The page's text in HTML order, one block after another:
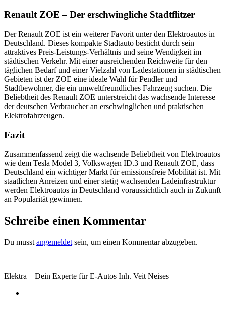
Renault ZOE – Der erschwingliche Stadtflitzer
Der Renault ZOE ist ein weiterer Favorit unter den Elektroautos in
Deutschland. Dieses kompakte Stadtauto besticht durch sein
attraktives Preis-Leistungs-Verhältnis und seine Wendigkeit im
städtischen Verkehr. Mit einer ausreichenden Reichweite für den
täglichen Bedarf und einer Vielzahl von Ladestationen in städtischen
Gebieten ist der ZOE eine ideale Wahl für Pendler und
Stadtbewohner, die ein umweltfreundliches Fahrzeug suchen. Die
Beliebtheit des Renault ZOE unterstreicht das wachsende Interesse
der deutschen Verbraucher an erschwinglichen und praktischen
Elektrofahrzeugen.
Fazit
Zusammenfassend zeigt die wachsende Beliebtheit von Elektroautos
wie dem Tesla Model 3, Volkswagen ID.3 und Renault ZOE, dass
Deutschland ein wichtiger Markt für emissionsfreie Mobilität ist. Mit
staatlichen Anreizen und einer stetig wachsenden Ladeinfrastruktur
werden Elektroautos in Deutschland voraussichtlich auch in Zukunft
an Popularität gewinnen.
Schreibe einen Kommentar
Du musst angemeldet sein, um einen Kommentar abzugeben.
Elektra – Dein Experte für E-Autos Inh. Veit Neises